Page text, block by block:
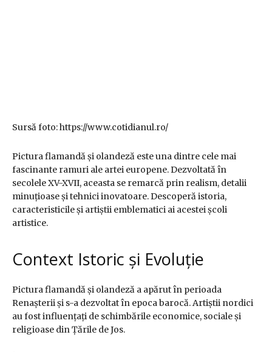
Sursă foto: https://www.cotidianul.ro/
Pictura flamandă și olandeză este una dintre cele mai
fascinante ramuri ale artei europene. Dezvoltată în
secolele XV-XVII, aceasta se remarcă prin realism, detalii
minuțioase și tehnici inovatoare. Descoperă istoria,
caracteristicile și artiștii emblematici ai acestei școli
artistice.
Context Istoric și Evoluție
Pictura flamandă și olandeză a apărut în perioada
Renașterii și s-a dezvoltat în epoca barocă. Artiștii nordici
au fost influențați de schimbările economice, sociale și
religioase din Țările de Jos.